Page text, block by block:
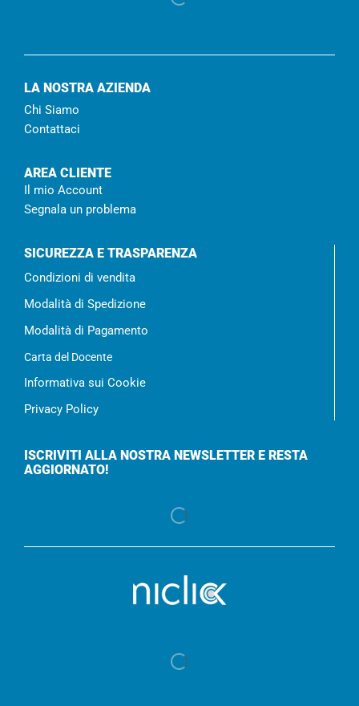
LA NOSTRA AZIENDA
Chi Siamo
Contattaci
AREA CLIENTE
Il mio Account
Segnala un problema
SICUREZZA E TRASPARENZA
Condizioni di vendita
Modalità di Spedizione
Modalità di Pagamento
Carta del Docente
Informativa sui Cookie
Privacy Policy
ISCRIVITI ALLA NOSTRA NEWSLETTER E RESTA
AGGIORNATO!